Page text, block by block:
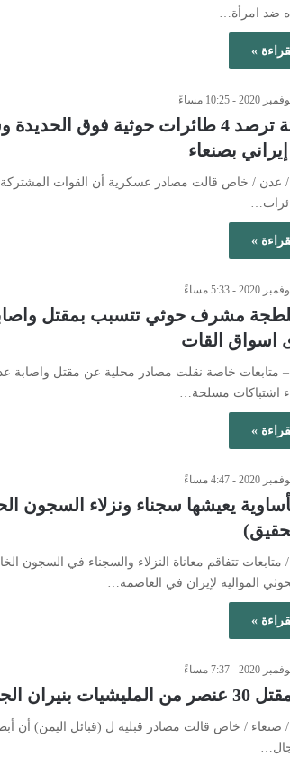
ضد امرأة…
»
المشتركة ترصد 4 طائرات حوثية فوق
بصنعاء
/ عدن / خاص قالت مصادر عسكرية أن القوات
»
اسواق القات
– متابعات خاصة نقلت مصادر محلية عن مقتل واصابة
اشتباكات مسلحة…
»
يعيشها سجناء ونزلاء السجون
/ متابعات تتفاقم معاناة النزلاء والسجناء في السجون
الموالية لإيران في العاصمة…
»
الجيش والقبائل
/ صنعاء / خاص قالت مصادر قبلية ل (قبائل اليمن) أن